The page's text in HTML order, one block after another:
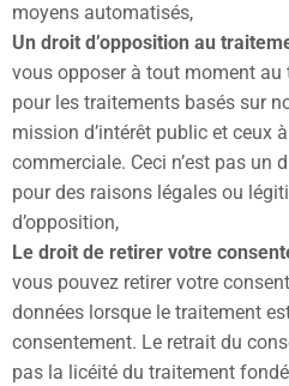
moyens automatisés,
Un droit d’opposition au
vous opposer à tout moment au
pour les traitements basés sur
mission d’intérêt public et ceux
commerciale. Ceci n’est pas un
pour des raisons légales ou
d’opposition,
Le droit de retirer votre
vous pouvez retirer votre
données lorsque le traitement
consentement. Le retrait du
pas la licéité du traitement